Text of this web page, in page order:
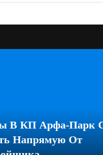
В КП Арфа-Парк
Напрямую От